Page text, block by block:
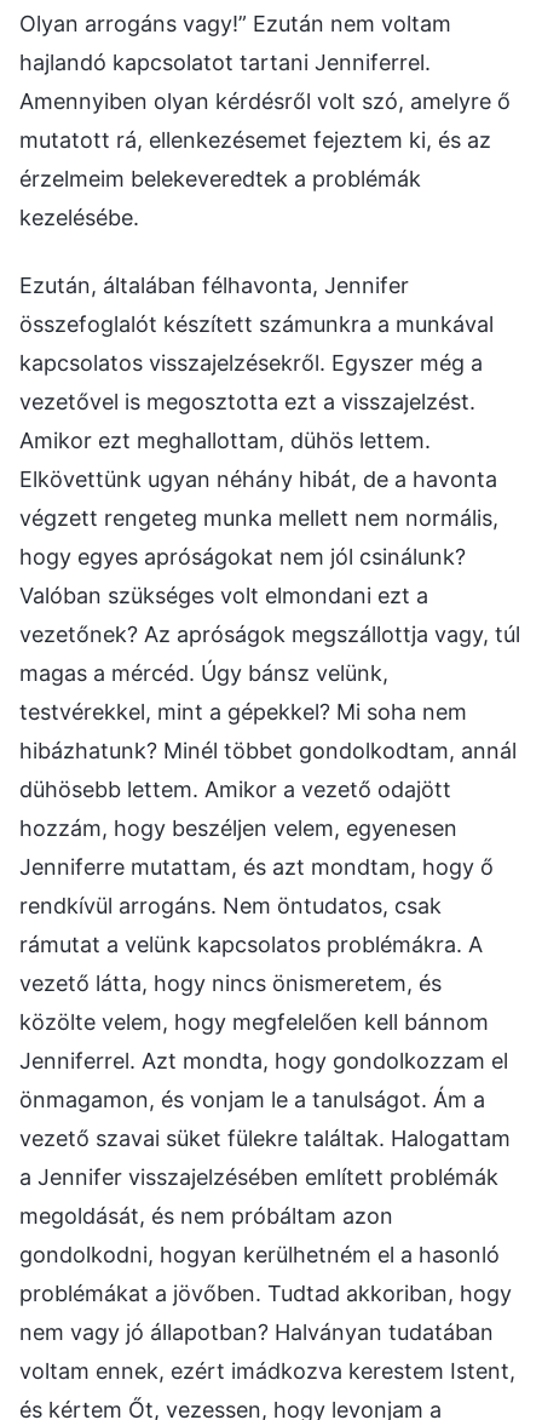
Olyan arrogáns vagy!” Ezután nem voltam
hajlandó kapcsolatot tartani Jenniferrel.
Amennyiben olyan kérdésről volt szó, amelyre ő
mutatott rá, ellenkezésemet fejeztem ki, és az
érzelmeim belekeveredtek a problémák
kezelésébe.
Ezután, általában félhavonta, Jennifer
összefoglalót készített számunkra a munkával
kapcsolatos visszajelzésekről. Egyszer még a
vezetővel is megosztotta ezt a visszajelzést.
Amikor ezt meghallottam, dühös lettem.
Elkövettünk ugyan néhány hibát, de a havonta
végzett rengeteg munka mellett nem normális,
hogy egyes apróságokat nem jól csinálunk?
Valóban szükséges volt elmondani ezt a
vezetőnek? Az apróságok megszállottja vagy, túl
magas a mércéd. Úgy bánsz velünk,
testvérekkel, mint a gépekkel? Mi soha nem
hibázhatunk? Minél többet gondolkodtam, annál
dühösebb lettem. Amikor a vezető odajött
hozzám, hogy beszéljen velem, egyenesen
Jenniferre mutattam, és azt mondtam, hogy ő
rendkívül arrogáns. Nem öntudatos, csak
rámutat a velünk kapcsolatos problémákra. A
vezető látta, hogy nincs önismeretem, és
közölte velem, hogy megfelelően kell bánnom
Jenniferrel. Azt mondta, hogy gondolkozzam el
önmagamon, és vonjam le a tanulságot. Ám a
vezető szavai süket fülekre találtak. Halogattam
a Jennifer visszajelzésében említett problémák
megoldását, és nem próbáltam azon
gondolkodni, hogyan kerülhetném el a hasonló
problémákat a jövőben. Tudtad akkoriban, hogy
nem vagy jó állapotban? Halványan tudatában
voltam ennek, ezért imádkozva kerestem Istent,
és kértem Őt, vezessen, hogy levonjam a